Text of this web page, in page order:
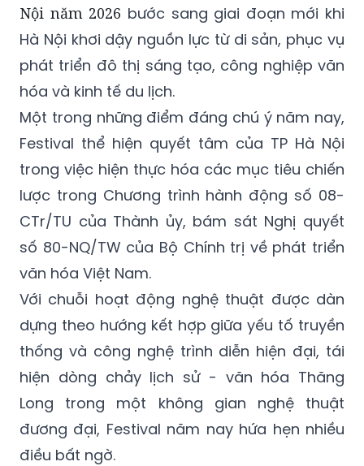
Nội năm 2026 bước sang giai đoạn mới khi
Hà Nội khơi dậy nguồn lực từ di sản, phục vụ
phát triển đô thị sáng tạo, công nghiệp văn
hóa và kinh tế du lịch.
Một trong những điểm đáng chú ý năm nay,
Festival thể hiện quyết tâm của TP Hà Nội
trong việc hiện thực hóa các mục tiêu chiến
lược trong Chương trình hành động số 08-
CTr/TU của Thành ủy, bám sát Nghị quyết
số 80-NQ/TW của Bộ Chính trị về phát triển
văn hóa Việt Nam.
Với chuỗi hoạt động nghệ thuật được dàn
dựng theo hướng kết hợp giữa yếu tố truyền
thống và công nghệ trình diễn hiện đại, tái
hiện dòng chảy lịch sử - văn hóa Thăng
Long trong một không gian nghệ thuật
đương đại, Festival năm nay hứa hẹn nhiều
điều bất ngờ.